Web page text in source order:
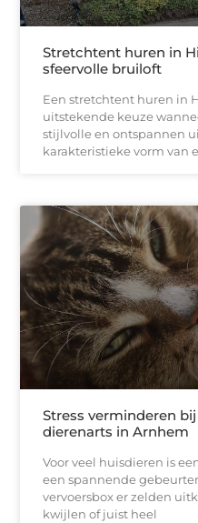
Stretchtent huren in
sfeervolle bruiloft
Een stretchtent huren in
uitstekende keuze
stijlvolle en ontspannen
karakteristieke vorm van
Stress verminderen
dierenarts in Arnhem
Voor veel huisdieren is
een spannende
vervoersbox er zelden
kwijlen of juist heel